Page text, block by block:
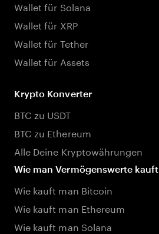
Wallet für Solana
Wallet für XRP
Wallet für Tether
Wallet für Assets
Krypto Konverter
BTC zu USDT
BTC zu Ethereum
Alle Deine Kryptowährungen
Wie man Vermögenswerte kauft
Wie kauft man Bitcoin
Wie kauft man Ethereum
Wie kauft man Solana